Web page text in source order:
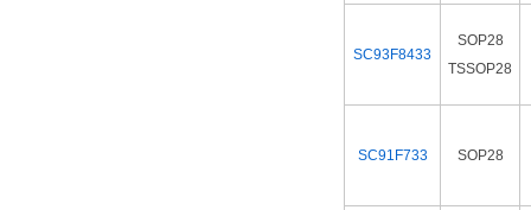
SC93F8433
SOP28
TSSOP28
SC91F733 SOP28